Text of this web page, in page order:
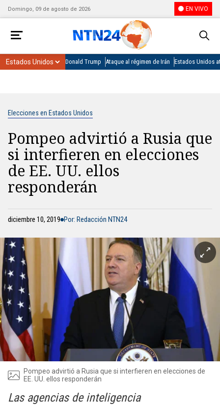
Domingo, 09 de agosto de 2026 EN VIVO
Donald Trump Ataque al régimen de Irán Estados Unidos
Elecciones en Estados Unidos
Pompeo advirtió a Rusia que
si interfieren en elecciones
de EE. UU. ellos
responderán
diciembre 10, 2019 Por: Redacción NTN24
Pompeo advirtió a Rusia que si interfieren en elecciones de
EE. UU. ellos responderán
Las agencias de inteligencia